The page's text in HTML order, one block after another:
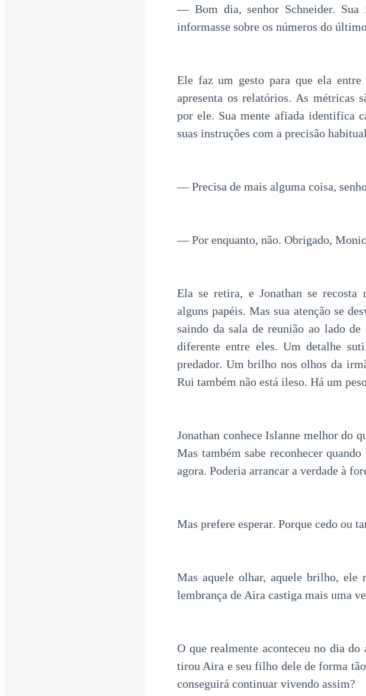
— Bom dia, senhor Schneider. Sua
informasse sobre os números do
Ele faz um gesto para que ela entre
apresenta os relatórios. As métricas
por ele. Sua mente afiada identifica
suas instruções com a precisão
— Precisa de mais alguma coisa,
— Por enquanto, não. Obrigado,
Ela se retira, e Jonathan se recosta
alguns papéis. Mas sua atenção se
saindo da sala de reunião ao lado
diferente entre eles. Um detalhe
predador. Um brilho nos olhos da
Rui também não está ileso. Há um
Jonathan conhece Islanne melhor do
Mas também sabe reconhecer
agora. Poderia arrancar a verdade à
Mas prefere esperar. Porque cedo ou
Mas aquele olhar, aquele brilho, ele
lembrança de Aira castiga mais uma
O que realmente aconteceu no dia
tirou Aira e seu filho dele de forma
conseguirá continuar vivendo assim?